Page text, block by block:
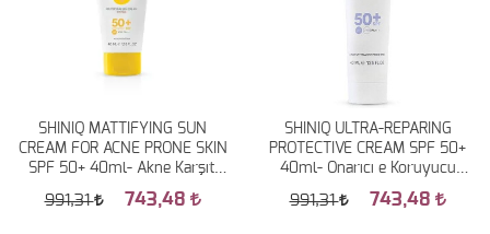
SHINIQ MATTIFYING SUN
CREAM FOR ACNE PRONE SKIN
SPF 50+ 40ml- Akne Karşıtı
Güneş Koruyucu
991,31 743,48
SHINIQ ULTRA-REPARING
PROTECTIVE CREAM SPF 50+
40ml- Onarıcı e Koruyucu
Bakım Kremi
991,31 743,48